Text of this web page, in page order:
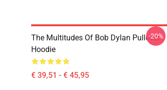
The Multitudes Of Bob Dylan Pullover
Hoodie
€ 39,51 - € 45,95
-20%